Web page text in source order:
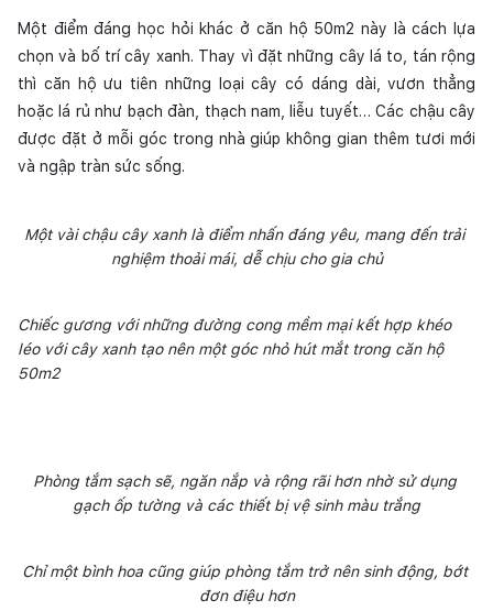
Một điểm đáng học hỏi khác ở căn hộ 50m2 này là cách lựa
chọn và bố trí cây xanh. Thay vì đặt những cây lá to, tán rộng
thì căn hộ ưu tiên những loại cây có dáng dài, vươn thẳng
hoặc lá rủ như bạch đàn, thạch nam, liễu tuyết… Các chậu cây
được đặt ở mỗi góc trong nhà giúp không gian thêm tươi mới
và ngập tràn sức sống.
Một vài chậu cây xanh là điểm nhấn đáng yêu, mang đến trải
nghiệm thoải mái, dễ chịu cho gia chủ
Chiếc gương với những đường cong mềm mại kết hợp khéo
léo với cây xanh tạo nên một góc nhỏ hút mắt trong căn hộ
50m2
Phòng tắm sạch sẽ, ngăn nắp và rộng rãi hơn nhờ sử dụng
gạch ốp tường và các thiết bị vệ sinh màu trắng
Chỉ một bình hoa cũng giúp phòng tắm trở nên sinh động, bớt
đơn điệu hơn